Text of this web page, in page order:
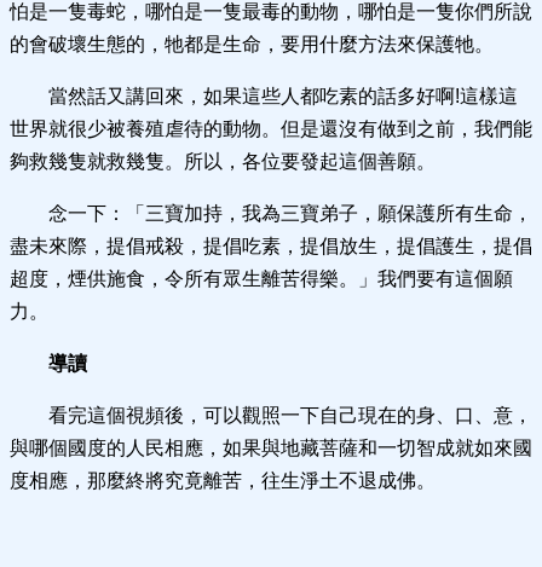
怕是一隻毒蛇，哪怕是一隻最毒的動物，哪怕是一隻你們所說
的會破壞生態的，牠都是生命，要用什麼方法來保護牠。
當然話又講回來，如果這些人都吃素的話多好啊!這樣這
世界就很少被養殖虐待的動物。但是還沒有做到之前，我們能
夠救幾隻就救幾隻。所以，各位要發起這個善願。
念一下：「三寶加持，我為三寶弟子，願保護所有生命，
盡未來際，提倡戒殺，提倡吃素，提倡放生，提倡護生，提倡
超度，煙供施食，令所有眾生離苦得樂。」我們要有這個願
力。
導讀
看完這個視頻後，可以觀照一下自己現在的身、口、意，
與哪個國度的人民相應，如果與地藏菩薩和一切智成就如來國
度相應，那麼終將究竟離苦，往生淨土不退成佛。